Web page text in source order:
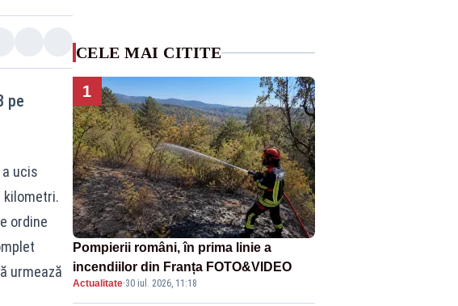
pe
ucis
kilometri.
ordine
urmează
CELE MAI CITITE
1
Pompierii români, în prima linie a
incendiilor din Franța FOTO&VIDEO
Actualitate·30 iul. 2026, 11:18